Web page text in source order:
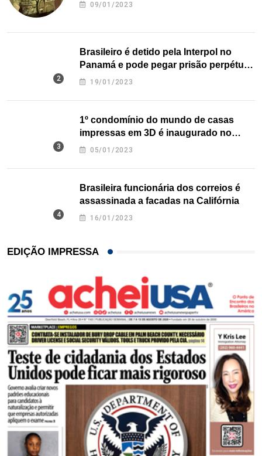
09/01/2023
Brasileiro é detido pela Interpol no
Panamá e pode pegar prisão perpétua
nos EUA
19/01/2023
1º condomínio do mundo de casas
impressas em 3D é inaugurado no
Texas
05/01/2023
Brasileira funcionária dos correios é
assassinada a facadas na Califórnia
16/01/2023
EDIÇÃO IMPRESSA